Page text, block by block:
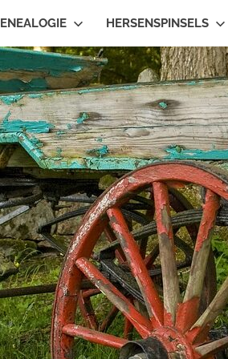
HERSENSPINSELS